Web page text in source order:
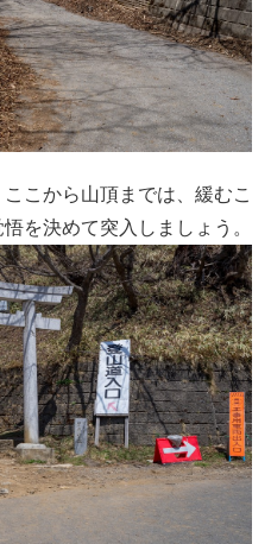
こから山頂までは、緩むこ
を決めて突入しましょう。